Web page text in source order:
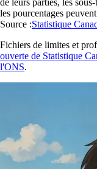
de leurs parties, les
les pourcentages
Source :Statistique
Fichiers de limites et
ouverte de Statistique
l'ONS.